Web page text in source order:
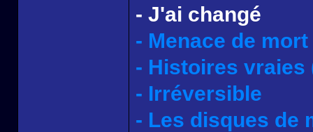
- J'ai changé
- Menace de mort
- Histoires vraies
- Irréversible
- Les disques de